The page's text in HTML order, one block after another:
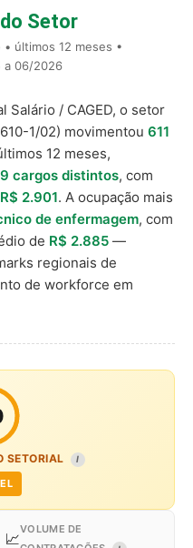
Setor
últimos 12 meses •
a 06/2026
Salário / CAGED, o setor
1/02) movimentou 611
12 meses,
9 cargos distintos, com
R$ 2.901. A ocupação mais
de enfermagem, com
de R$ 2.885 —
regionais de
de workforce em
SETORIAL I
📈
VOLUME DE